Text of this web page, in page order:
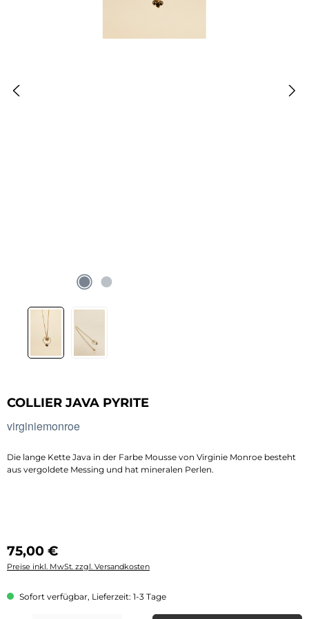
COLLIER JAVA PYRITE
virginiemonroe
Die lange Kette Java in der Farbe Mousse von Virginie Monroe besteht
aus vergoldete Messing und hat mineralen Perlen.
Regulärer Preis:
75,00 €
Preise inkl. MwSt. zzgl. Versandkosten
Sofort verfügbar, Lieferzeit: 1-3 Tage